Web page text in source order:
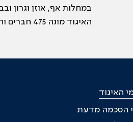
במחלות אף, אוזן וגרון
האיגוד מונה 475 חברים וחברים נלווים
האיגוד
הסכמה מדעת